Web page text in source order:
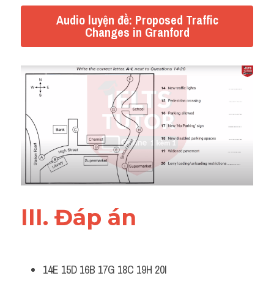
Audio luyện đề: Proposed Traffic
Changes in Granford
III. Đáp án
14E 15D 16B 17G 18C 19H 20I